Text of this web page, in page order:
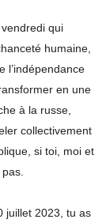
qui
humaine,
l’indépendance
en une
à la russe,
collectivement
si toi, moi et
juillet 2023, tu as